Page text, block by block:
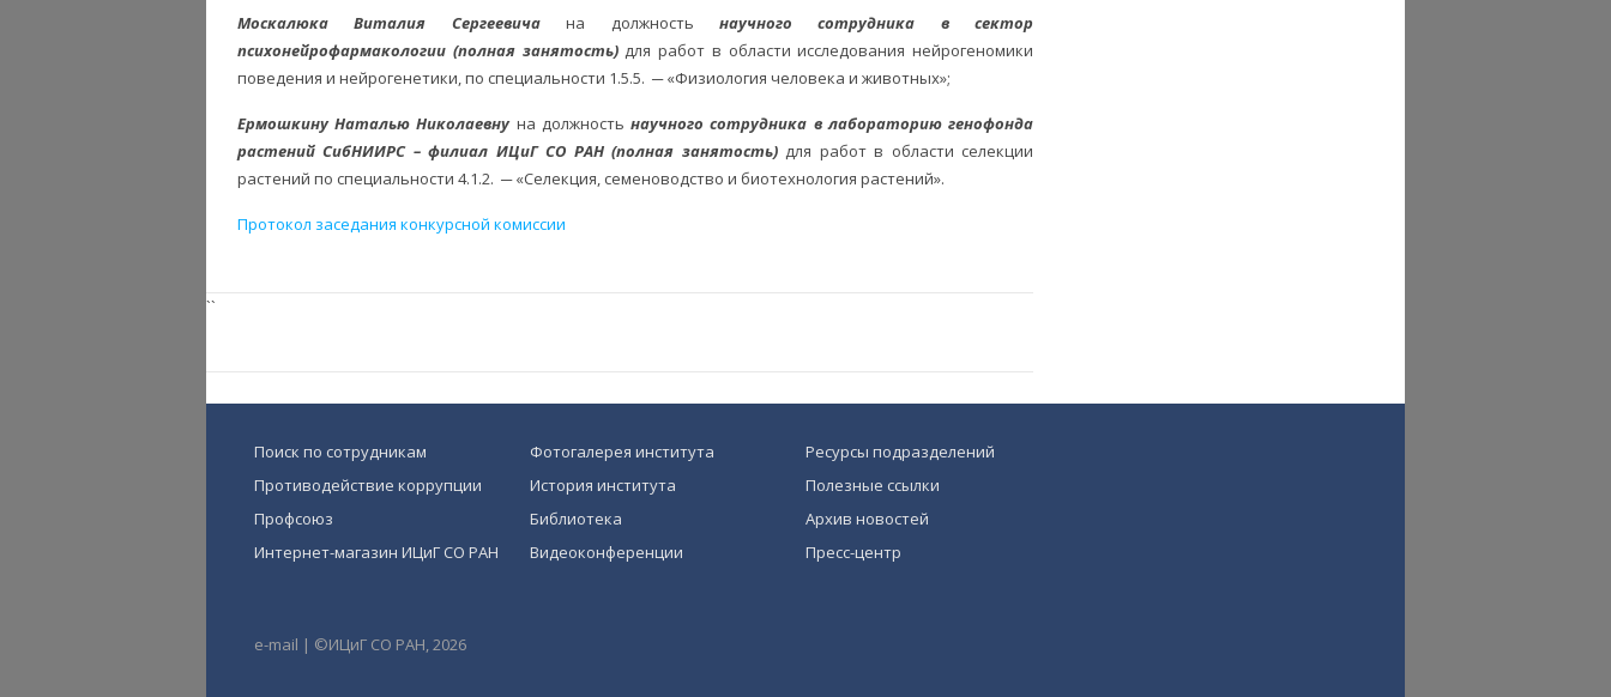
Москалюка Виталия Сергеевичана должность научного сотрудника в сектор
психонейрофармакологии (полная занятость) для работ в области исследования нейрогеномики
поведения и нейрогенетики, по специальности 1.5.5. ─ «Физиология человека и животных»;
Ермошкину Наталью Николаевнуна должность научного сотрудника в лабораторию генофонда
растений СибНИИРС – филиал ИЦиГ СО РАН (полная занятость) для работ в области селекции
растений по специальности 4.1.2. ─ «Селекция, семеноводство и биотехнология растений».
Протокол заседания конкурсной комиссии
``
Поиск по сотрудникам
Противодействие коррупции
Профсоюз
Интернет-магазин ИЦиГ СО РАН
Фотогалерея института
История института
Библиотека
Видеоконференции
Ресурсы подразделений
Полезные ссылки
Архив новостей
Пресс-центр
e-mail | ©ИЦиГ СО РАН, 2026